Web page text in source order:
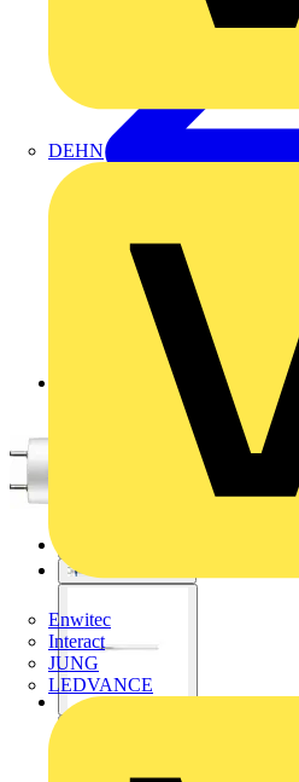
DEHN
Enwitec
Interact
JUNG
LEDVANCE
Zurück zu Produkte